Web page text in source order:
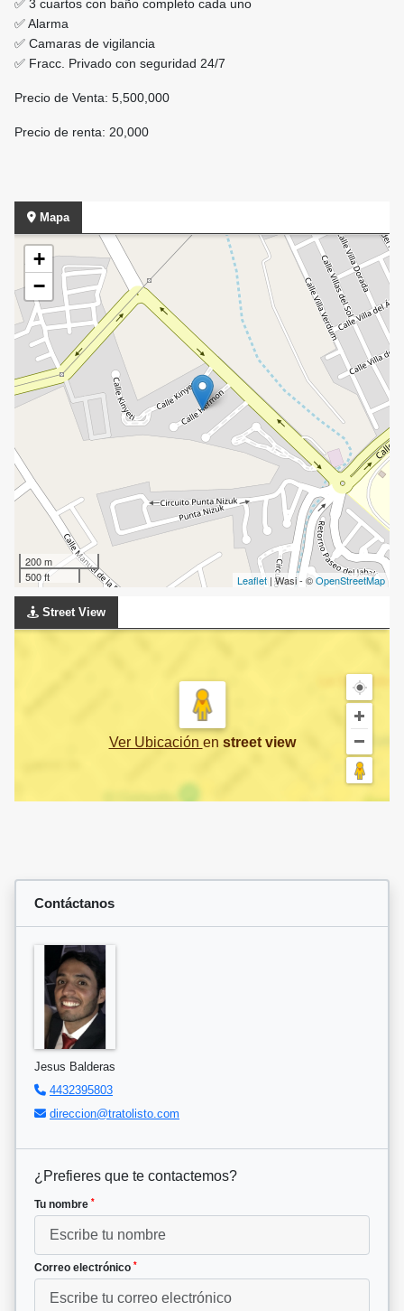
✅ 3 cuartos con baño completo cada uno
✅ Alarma
✅ Camaras de vigilancia
✅ Fracc. Privado con seguridad 24/7
Precio de Venta: 5,500,000
Precio de renta: 20,000
Mapa
+
−
200 m
500 ft
Leaflet | Wasi - ©OpenStreetMap
Street View
Ver Ubicación en street view
Contáctanos
Jesus Balderas
4432395803
direccion@tratolisto.com
¿Prefieres que te contactemos?
Tu nombre *
Correo electrónico *